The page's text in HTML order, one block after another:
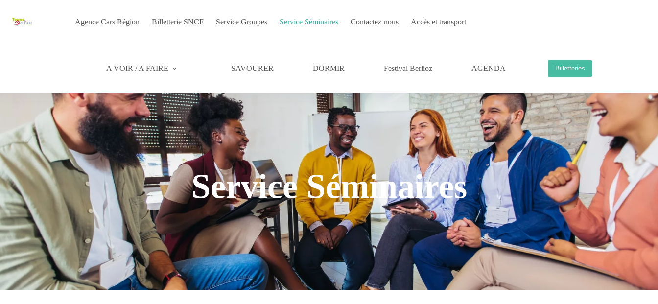
contenu
Agence Cars Région Billetterie SNCF Service Groupes Service Séminaires Contactez-nous Accès et transport
A VOIR / A FAIRE SAVOURER DORMIR Festival Berlioz AGENDA Billetteries
Service Séminaires